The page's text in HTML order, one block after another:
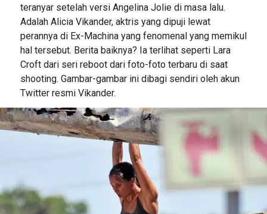
teranyar setelah versi Angelina Jolie di masa lalu.
Adalah Alicia Vikander, aktris yang dipuji lewat
perannya di Ex-Machina yang fenomenal yang memikul
hal tersebut. Berita baiknya? Ia terlihat seperti Lara
Croft dari seri reboot dari foto-foto terbaru di saat
shooting. Gambar-gambar ini dibagi sendiri oleh akun
Twitter resmi Vikander.